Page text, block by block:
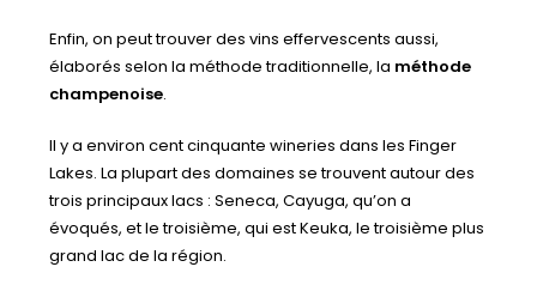
Enfin, on peut trouver des vins effervescents aussi,
élaborés selon la méthode traditionnelle, la méthode
champenoise.
Il y a environ cent cinquante wineries dans les Finger
Lakes. La plupart des domaines se trouvent autour des
trois principaux lacs : Seneca, Cayuga, qu’on a
évoqués, et le troisième, qui est Keuka, le troisième plus
grand lac de la région.